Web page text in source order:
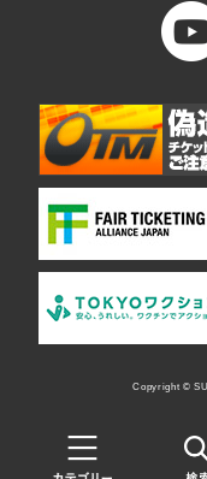
Copyright ©